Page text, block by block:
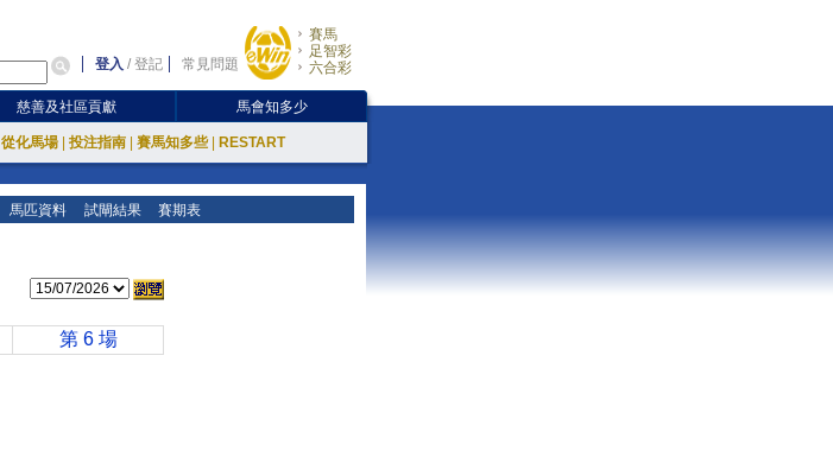
登入 /登記 常見問題
賽馬
足智彩
六合彩
慈善及社區貢獻 馬會知多少
從化馬場 投注指南 賽馬知多些 RESTART
馬匹資料 試閘結果 賽期表
第 6 場